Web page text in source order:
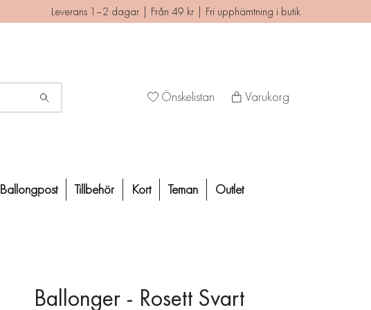
Leverans 1–2 dagar | Från 49 kr | Fri upphämtning i butik
Önskelistan Varukorg
Ballongpost Tillbehör Kort Teman Outlet
Ballonger - Rosett Svart